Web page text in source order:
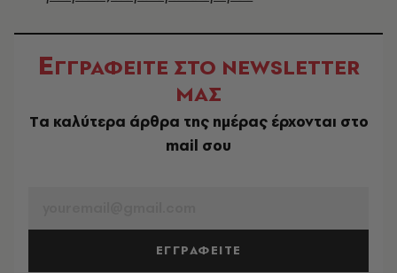
ΕΓΓΡΑΦΕΙΤΕ ΣΤΟ NEWSLETTER
ΜΑΣ
Tα καλύτερα άρθρα της ημέρας έρχονται στο
mail σου
ΕΓΓΡΑΦΕΙΤΕ